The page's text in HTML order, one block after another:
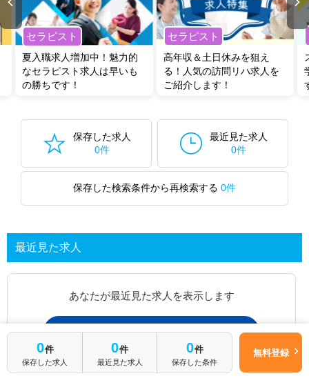
セラピスト
夏入職求人増加中！魅力的
なセラピスト求人は早いも
の勝ちです！
セラピスト
高年収＆土日休みを狙え
る！人気の訪問リハ求人を
ご紹介します！
保存した求人
0件
最近見た求人
0件
保存した検索条件から再検索する 0件
最近見た求人
あなたが最近見た求人を表示します
求人を探してみる
0件
保存した求人
0件
最近見た求人
0件
保存した条件
無料登録